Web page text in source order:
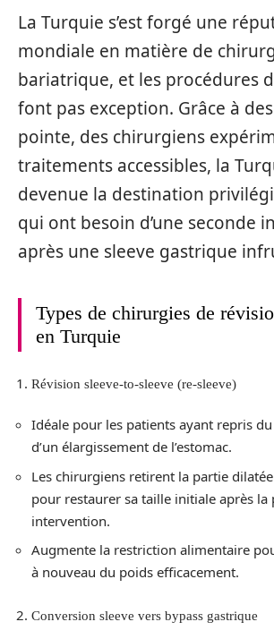
La Turquie s’est forgé une
mondiale en matière de
bariatrique, et les procédures
font pas exception. Grâce à
pointe, des chirurgiens
traitements accessibles, la
devenue la destination
qui ont besoin d’une seconde
après une sleeve gastrique
Types de chirurgies de
en Turquie
Révision sleeve-to-sleeve (re-sleeve)
Idéale pour les patients ayant repris
d’un élargissement de l’estomac.
Les chirurgiens retirent la partie dilatée
pour restaurer sa taille initiale après la
intervention.
Augmente la restriction alimentaire
à nouveau du poids efficacement.
Conversion sleeve vers bypass gastrique